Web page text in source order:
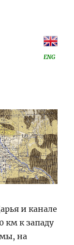
ENG
и канале
км к западу
на